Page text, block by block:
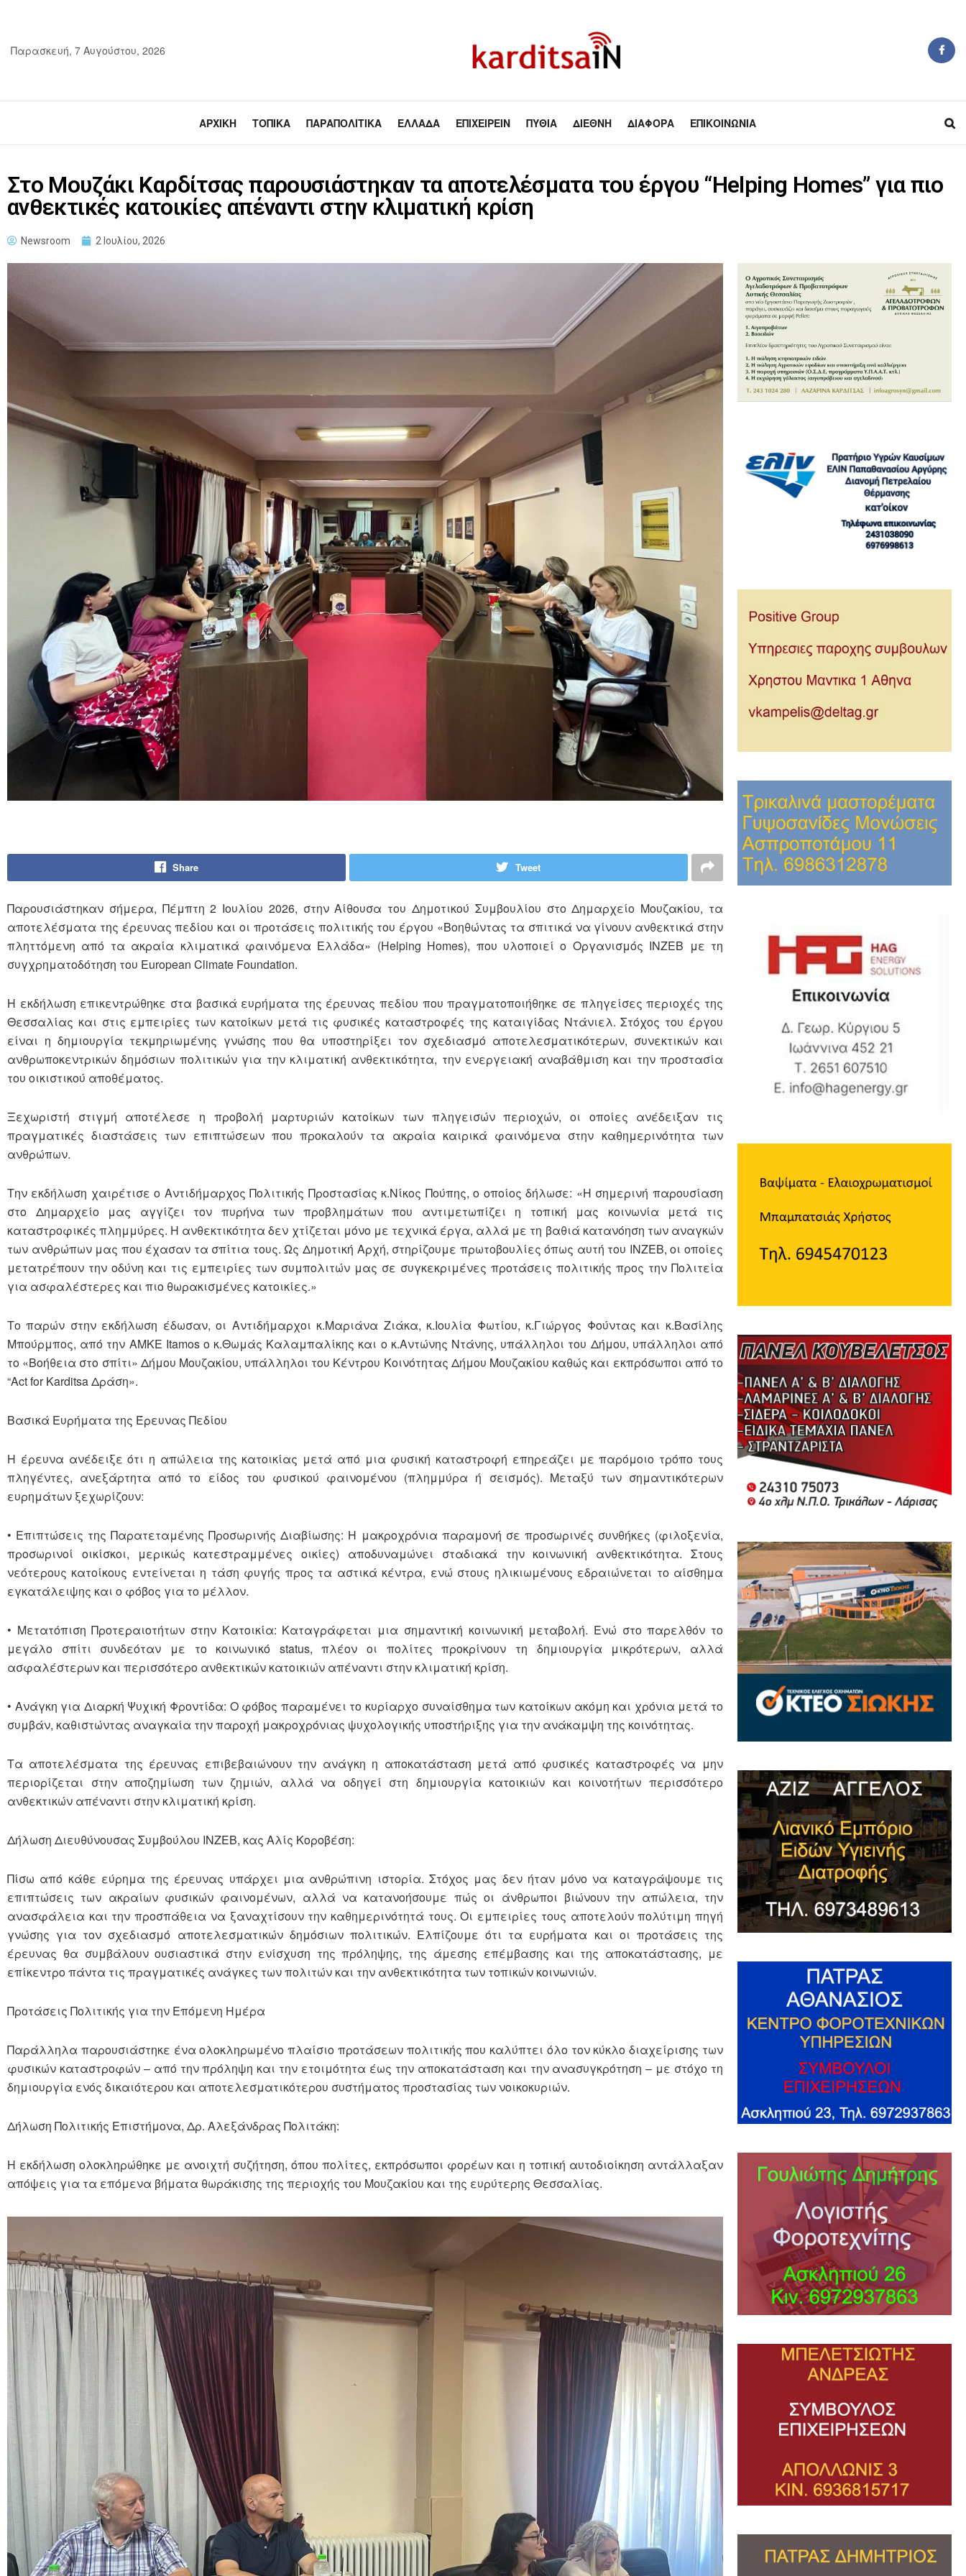
Παρασκευή, 7 Αυγούστου, 2026
ΑΡΧΙΚΉ ΤΟΠΙΚΆ ΠΑΡΑΠΟΛΙΤΙΚΆ ΕΛΛΆΔΑ ΕΠΙΧΕΙΡΕΊΝ ΠΥΘΊΑ ΔΙΕΘΝΉ ΔΙΆΦΟΡΑ ΕΠΙΚΟΙΝΩΝΊΑ
Στο Μουζάκι Καρδίτσας παρουσιάστηκαν τα αποτελέσματα του έργου “Helping Homes” για πιο
ανθεκτικές κατοικίες απέναντι στην κλιματική κρίση
Newsroom 2 Ιουλίου, 2026
Share Tweet
Παρουσιάστηκαν σήμερα, Πέμπτη 2 Ιουλίου 2026, στην Αίθουσα του Δημοτικού Συμβουλίου στο Δημαρχείο Μουζακίου, τα
αποτελέσματα της έρευνας πεδίου και οι προτάσεις πολιτικής του έργου «Βοηθώντας τα σπιτικά να γίνουν ανθεκτικά στην
πληττόμενη από τα ακραία κλιματικά φαινόμενα Ελλάδα» (Helping Homes), που υλοποιεί ο Οργανισμός INZEB με τη
συγχρηματοδότηση του European Climate Foundation.
Η εκδήλωση επικεντρώθηκε στα βασικά ευρήματα της έρευνας πεδίου που πραγματοποιήθηκε σε πληγείσες περιοχές της
Θεσσαλίας και στις εμπειρίες των κατοίκων μετά τις φυσικές καταστροφές της καταιγίδας Ντάνιελ. Στόχος του έργου
είναι η δημιουργία τεκμηριωμένης γνώσης που θα υποστηρίξει τον σχεδιασμό αποτελεσματικότερων, συνεκτικών και
ανθρωποκεντρικών δημόσιων πολιτικών για την κλιματική ανθεκτικότητα, την ενεργειακή αναβάθμιση και την προστασία
του οικιστικού αποθέματος.
Ξεχωριστή στιγμή αποτέλεσε η προβολή μαρτυριών κατοίκων των πληγεισών περιοχών, οι οποίες ανέδειξαν τις
πραγματικές διαστάσεις των επιπτώσεων που προκαλούν τα ακραία καιρικά φαινόμενα στην καθημερινότητα των
ανθρώπων.
Την εκδήλωση χαιρέτισε ο Αντιδήμαρχος Πολιτικής Προστασίας κ.Νίκος Πούπης, ο οποίος δήλωσε: «Η σημερινή παρουσίαση
στο Δημαρχείο μας αγγίζει τον πυρήνα των προβλημάτων που αντιμετωπίζει η τοπική μας κοινωνία μετά τις
καταστροφικές πλημμύρες. Η ανθεκτικότητα δεν χτίζεται μόνο με τεχνικά έργα, αλλά με τη βαθιά κατανόηση των αναγκών
των ανθρώπων μας που έχασαν τα σπίτια τους. Ως Δημοτική Αρχή, στηρίζουμε πρωτοβουλίες όπως αυτή του INZEB, οι οποίες
μετατρέπουν την οδύνη και τις εμπειρίες των συμπολιτών μας σε συγκεκριμένες προτάσεις πολιτικής προς την Πολιτεία
για ασφαλέστερες και πιο θωρακισμένες κατοικίες.»
Το παρών στην εκδήλωση έδωσαν, οι Αντιδήμαρχοι κ.Μαριάνα Ζιάκα, κ.Ιουλία Φωτίου, κ.Γιώργος Φούντας και κ.Βασίλης
Μπούρμπος, από την ΑΜΚΕ Itamos ο κ.Θωμάς Καλαμπαλίκης και ο κ.Αντώνης Ντάνης, υπάλληλοι του Δήμου, υπάλληλοι από
το «Βοήθεια στο σπίτι» Δήμου Μουζακίου, υπάλληλοι του Κέντρου Κοινότητας Δήμου Μουζακίου καθώς και εκπρόσωποι από το
“Act for Karditsa Δράση».
Βασικά Ευρήματα της Έρευνας Πεδίου
Η έρευνα ανέδειξε ότι η απώλεια της κατοικίας μετά από μια φυσική καταστροφή επηρεάζει με παρόμοιο τρόπο τους
πληγέντες, ανεξάρτητα από το είδος του φυσικού φαινομένου (πλημμύρα ή σεισμός). Μεταξύ των σημαντικότερων
ευρημάτων ξεχωρίζουν:
• Επιπτώσεις της Παρατεταμένης Προσωρινής Διαβίωσης: Η μακροχρόνια παραμονή σε προσωρινές συνθήκες (φιλοξενία,
προσωρινοί οικίσκοι, μερικώς κατεστραμμένες οικίες) αποδυναμώνει σταδιακά την κοινωνική ανθεκτικότητα. Στους
νεότερους κατοίκους εντείνεται η τάση φυγής προς τα αστικά κέντρα, ενώ στους ηλικιωμένους εδραιώνεται το αίσθημα
εγκατάλειψης και ο φόβος για το μέλλον.
• Μετατόπιση Προτεραιοτήτων στην Κατοικία: Καταγράφεται μια σημαντική κοινωνική μεταβολή. Ενώ στο παρελθόν το
μεγάλο σπίτι συνδεόταν με το κοινωνικό status, πλέον οι πολίτες προκρίνουν τη δημιουργία μικρότερων, αλλά
ασφαλέστερων και περισσότερο ανθεκτικών κατοικιών απέναντι στην κλιματική κρίση.
• Ανάγκη για Διαρκή Ψυχική Φροντίδα: Ο φόβος παραμένει το κυρίαρχο συναίσθημα των κατοίκων ακόμη και χρόνια μετά το
συμβάν, καθιστώντας αναγκαία την παροχή μακροχρόνιας ψυχολογικής υποστήριξης για την ανάκαμψη της κοινότητας.
Τα αποτελέσματα της έρευνας επιβεβαιώνουν την ανάγκη η αποκατάσταση μετά από φυσικές καταστροφές να μην
περιορίζεται στην αποζημίωση των ζημιών, αλλά να οδηγεί στη δημιουργία κατοικιών και κοινοτήτων περισσότερο
ανθεκτικών απέναντι στην κλιματική κρίση.
Δήλωση Διευθύνουσας Συμβούλου ΙΝΖΕΒ, κας Αλίς Κοροβέση:
Πίσω από κάθε εύρημα της έρευνας υπάρχει μια ανθρώπινη ιστορία. Στόχος μας δεν ήταν μόνο να καταγράψουμε τις
επιπτώσεις των ακραίων φυσικών φαινομένων, αλλά να κατανοήσουμε πώς οι άνθρωποι βιώνουν την απώλεια, την
ανασφάλεια και την προσπάθεια να ξαναχτίσουν την καθημερινότητά τους. Οι εμπειρίες τους αποτελούν πολύτιμη πηγή
γνώσης για τον σχεδιασμό αποτελεσματικών δημόσιων πολιτικών. Ελπίζουμε ότι τα ευρήματα και οι προτάσεις της
έρευνας θα συμβάλουν ουσιαστικά στην ενίσχυση της πρόληψης, της άμεσης επέμβασης και της αποκατάστασης, με
επίκεντρο πάντα τις πραγματικές ανάγκες των πολιτών και την ανθεκτικότητα των τοπικών κοινωνιών.
Προτάσεις Πολιτικής για την Επόμενη Ημέρα
Παράλληλα παρουσιάστηκε ένα ολοκληρωμένο πλαίσιο προτάσεων πολιτικής που καλύπτει όλο τον κύκλο διαχείρισης των
φυσικών καταστροφών – από την πρόληψη και την ετοιμότητα έως την αποκατάσταση και την ανασυγκρότηση – με στόχο τη
δημιουργία ενός δικαιότερου και αποτελεσματικότερου συστήματος προστασίας των νοικοκυριών.
Δήλωση Πολιτικής Επιστήμονα, Δρ. Αλεξάνδρας Πολιτάκη:
Η εκδήλωση ολοκληρώθηκε με ανοιχτή συζήτηση, όπου πολίτες, εκπρόσωποι φορέων και η τοπική αυτοδιοίκηση αντάλλαξαν
απόψεις για τα επόμενα βήματα θωράκισης της περιοχής του Μουζακίου και της ευρύτερης Θεσσαλίας.